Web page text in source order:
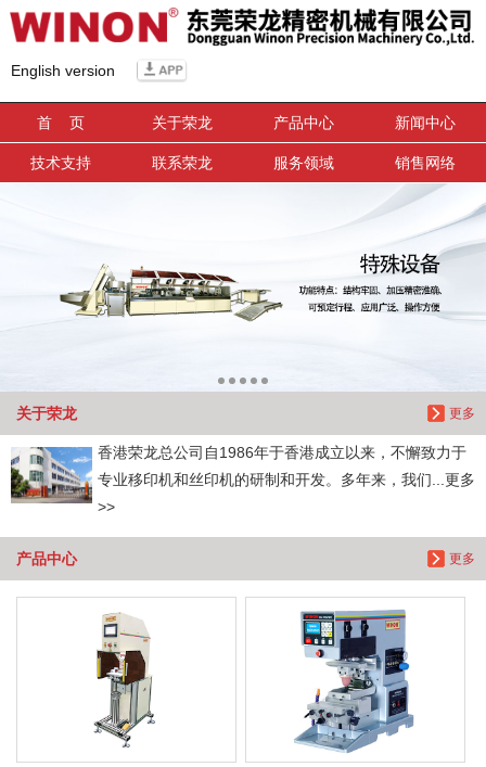
English version
首 页 关于荣龙 产品中心 新闻中心
技术支持 联系荣龙 服务领域 销售网络
更多
关于荣龙
香港荣龙总公司自1986年于香港成立以来，不懈致力于
专业移印机和丝印机的研制和开发。多年来，我们...更多
>>
更多
产品中心
信息搜索
搜索